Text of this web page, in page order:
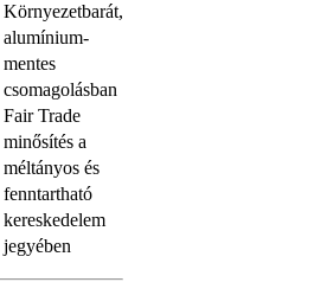
Környezetbarát,
alumínium-
mentes
csomagolásban
Fair Trade
minősítés a
méltányos és
fenntartható
kereskedelem
jegyében